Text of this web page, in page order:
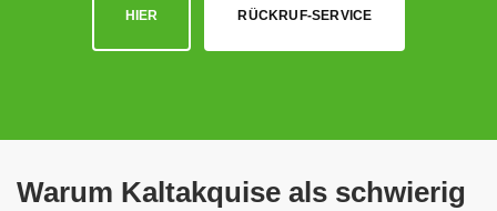
HIER RÜCKRUF-SERVICE
Warum Kaltakquise als schwierig